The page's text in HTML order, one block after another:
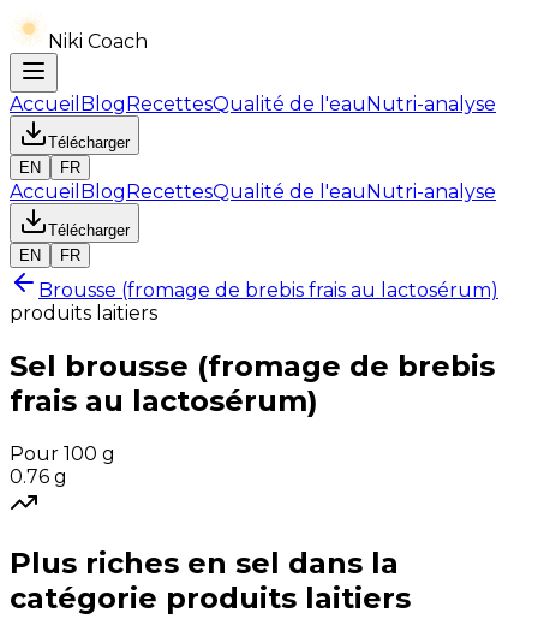
Niki Coach
Accueil BlogRecettesQualité de l'eauNutri-analyse
Télécharger
EN
FR
Accueil BlogRecettesQualité de l'eauNutri-analyse
Télécharger
EN
FR
Brousse (fromage de brebis frais au lactosérum)
produits laitiers
Sel brousse (fromage de brebis
frais au lactosérum)
Pour 100 g
0.76 g
Plus riches en sel dans la
catégorie produits laitiers